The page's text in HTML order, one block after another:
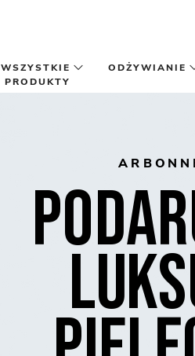
WSZYSTKIE
PRODUKTY
ODŻYWIANIE